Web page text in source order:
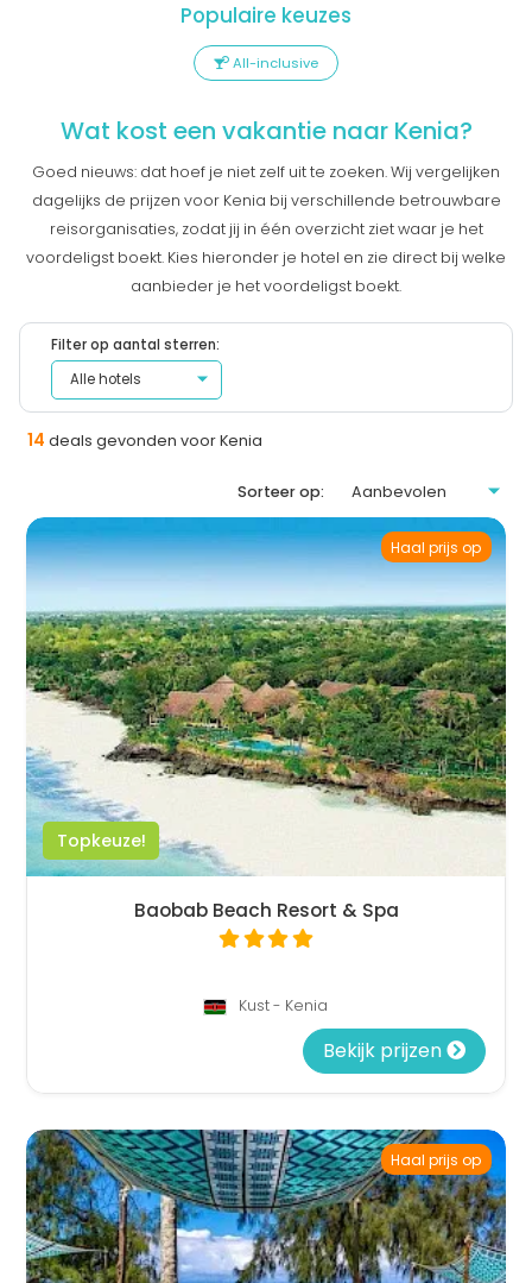
Populaire keuzes
All-inclusive
Wat kost een vakantie naar Kenia?
Goed nieuws: dat hoef je niet zelf uit te zoeken. Wij vergelijken
dagelijks de prijzen voor Kenia bij verschillende betrouwbare
reisorganisaties, zodat jij in één overzicht ziet waar je het
voordeligst boekt. Kies hieronder je hotel en zie direct bij welke
aanbieder je het voordeligst boekt.
Filter op aantal sterren:
14 deals gevonden voor Kenia
Sorteer op:
Haal prijs op
Topkeuze!
Baobab Beach Resort & Spa
Kust - Kenia
Bekijk prijzen
Haal prijs op